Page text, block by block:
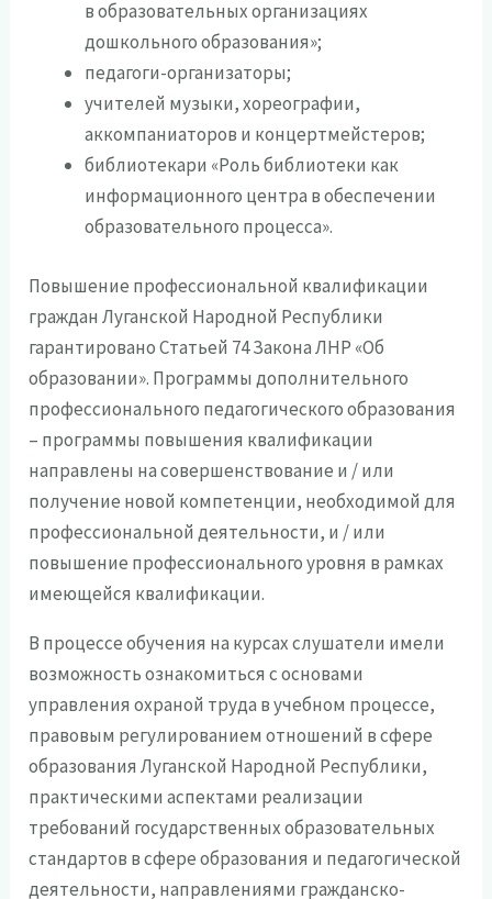
в образовательных организациях
дошкольного образования»;
педагоги-организаторы;
учителей музыки, хореографии,
аккомпаниаторов и концертмейстеров;
библиотекари «Роль библиотеки как
информационного центра в обеспечении
образовательного процесса».
Повышение профессиональной квалификации
граждан Луганской Народной Республики
гарантировано Статьей 74 Закона ЛНР «Об
образовании». Программы дополнительного
профессионального педагогического образования
– программы повышения квалификации
направлены на совершенствование и / или
получение новой компетенции, необходимой для
профессиональной деятельности, и / или
повышение профессионального уровня в рамках
имеющейся квалификации.
В процессе обучения на курсах слушатели имели
возможность ознакомиться с основами
управления охраной труда в учебном процессе,
правовым регулированием отношений в сфере
образования Луганской Народной Республики,
практическими аспектами реализации
требований государственных образовательных
стандартов в сфере образования и педагогической
деятельности, направлениями гражданско-